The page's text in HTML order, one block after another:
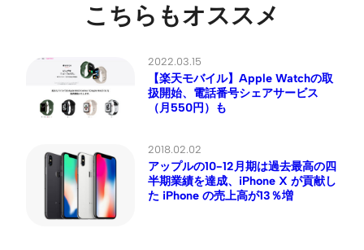
こちらもオススメ
2022.03.15
【楽天モバイル】Apple Watchの取
扱開始、電話番号シェアサービス
（月550円）も
2018.02.02
アップルの10-12月期は過去最高の四
半期業績を達成、iPhone X が貢献し
た iPhone の売上高が13％増